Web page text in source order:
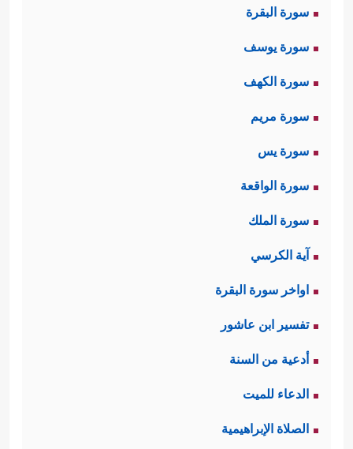
سورة البقرة
سورة يوسف
سورة الكهف
سورة مريم
سورة يس
سورة الواقعة
سورة الملك
آية الكرسي
اواخر سورة البقرة
تفسير ابن عاشور
أدعية من السنة
الدعاء للميت
الصلاة الإبراهيمية